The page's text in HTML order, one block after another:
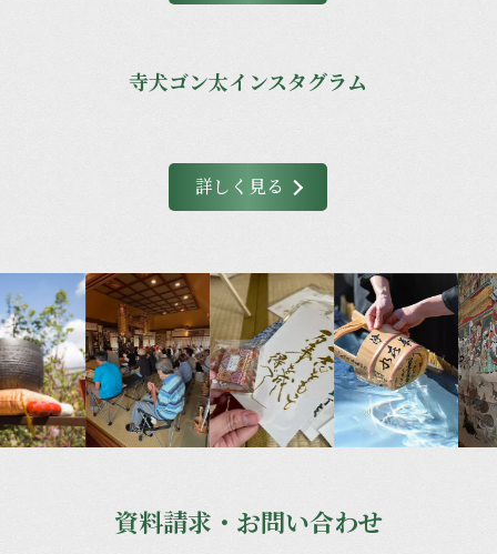
寺犬ゴン太インスタグラム
詳しく見る
資料請求・お問い合わせ